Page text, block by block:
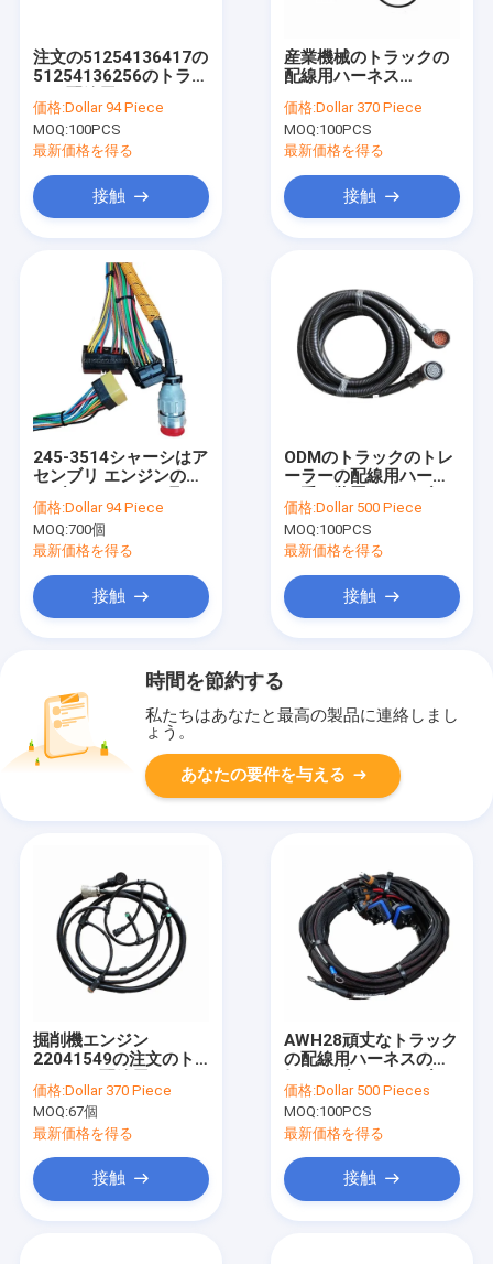
注文の51254136417の
51254136256のトラッ
燃料噴射装置ケーブル
価格:Dollar 94 Piece
MOQ:100PCS
最新価格を得る
接触
産業機械のトラックの
配線用ハーネス
価格:Dollar 370 Piece
MOQ:100PCS
最新価格を得る
接触
245-3514シャーシはア
センブリ エンジンのケ
替えのワイヤーで縛を
利用する
価格:Dollar 94 Piece
MOQ:700個
最新価格を得る
接触
ODMのトラックのトレ
ーラーの配線用ハーネ
ハーネス アセンブリ
価格:Dollar 500 Piece
MOQ:100PCS
最新価格を得る
接触
時間を節約する
私たちはあなたと最高の製品に連絡しまし
ょう。
あなたの要件を与える
掘削機エンジン
22041549の注文のト
スISO9001
価格:Dollar 370 Piece
MOQ:67個
最新価格を得る
接触
AWH28頑丈なトラック
の配線用ハーネスの電
価格:Dollar 500 Pieces
MOQ:100PCS
最新価格を得る
接触